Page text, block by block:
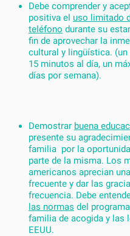
Debe comprender y
positiva el uso limitado
teléfono durante su
fin de aprovechar la
cultural y lingüística. (un
15 minutos al día, un
días por semana).
Demostrar buena
presente su
familia por la
parte de la misma. Los
americanos aprecian
frecuente y dar las
frecuencia. Debe
las normas del
familia de acogida y las
EEUU.